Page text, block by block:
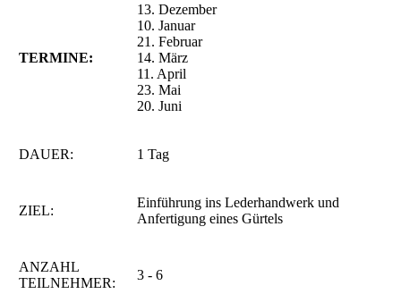
TERMINE:
13. Dezember
10. Januar
21. Februar
14. März
11. April
23. Mai
20. Juni
DAUER: 1 Tag
ZIEL:
Einführung ins Lederhandwerk und
Anfertigung eines Gürtels
ANZAHL
TEILNEHMER:
3 - 6